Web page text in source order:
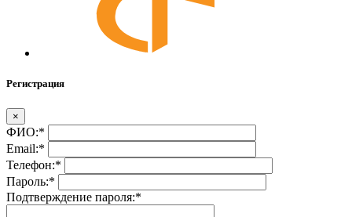
Регистрация
×
ФИО:*
Email:*
Телефон:*
Пароль:*
Подтверждение пароля:*